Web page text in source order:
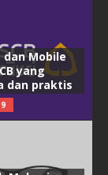
dan Mobile
yang
dan praktis